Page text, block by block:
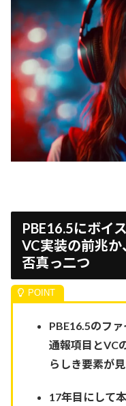
PBE16.5にボイ
VC実装の前兆
否真っ二つ
PBE16.5のフ
通報項目とVC
らしき要素が
17年目にして